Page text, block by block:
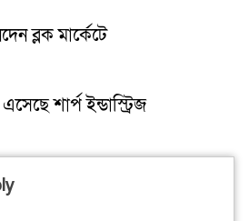
ব্লক মার্কেটে
শার্প ইন্ডাস্ট্রিজ